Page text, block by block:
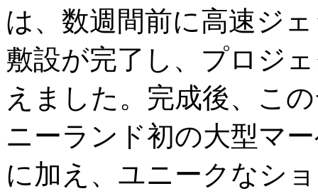
は、数週間前に高速ジ
敷設が完了し、プロジ
えました。完成後、こ
ニーランド初の大型マ
に加え、ユニークなシ